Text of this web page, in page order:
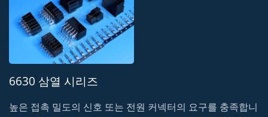
6630 삼열 시리즈
높은 접촉 밀도의 신호 또는 전원 커넥터의 요구를 충족합니